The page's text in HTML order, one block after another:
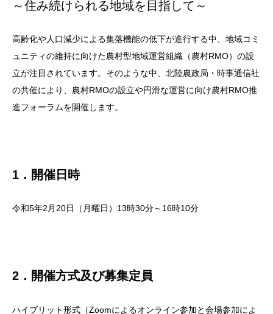
～住み続けられる地域を目指して～
高齢化や人口減少による集落機能の低下が進行する中、地域コミ
ュニティの維持に向けた農村型地域運営組織（農村RMO）の設
立が注目されています。そのような中、北陸農政局・時事通信社
の共催により、農村RMOの設立や円滑な運営に向け農村RMO推
進フォーラムを開催します。
1．開催日時
令和5年2月20日（月曜日）13時30分～16時10分
2．開催方式及び募集定員
ハイブリット形式（Zoomによるオンライン参加と会場参加によ